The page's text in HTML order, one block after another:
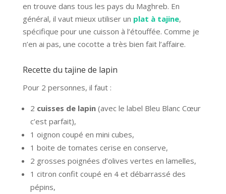
en trouve dans tous les pays du Maghreb. En
général, il vaut mieux utiliser un plat à tajine,
spécifique pour une cuisson à l’étouffée. Comme je
n’en ai pas, une cocotte a très bien fait l’affaire.
Recette du tajine de lapin
Pour 2 personnes, il faut :
2 cuisses de lapin(avec le label Bleu Blanc Cœur
c’est parfait),
1 oignon coupé en mini cubes,
1 boite de tomates cerise en conserve,
2 grosses poignées d’olives vertes en lamelles,
1 citron confit coupé en 4 et débarrassé des
pépins,